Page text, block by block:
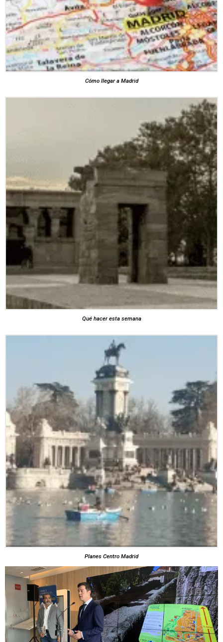
Cómo llegar a Madrid
Qué hacer esta semana
Planes Centro Madrid